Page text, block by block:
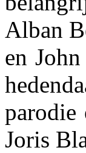
Alban
en
parodie
Joris